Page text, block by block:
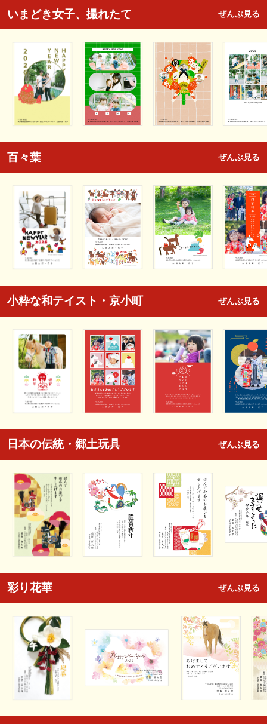
いまどき女子、撮れたて ぜんぶ見る
百々葉 ぜんぶ見る
小粋な和テイスト・京小町 ぜんぶ見る
日本の伝統・郷土玩具 ぜんぶ見る
彩り花華 ぜんぶ見る